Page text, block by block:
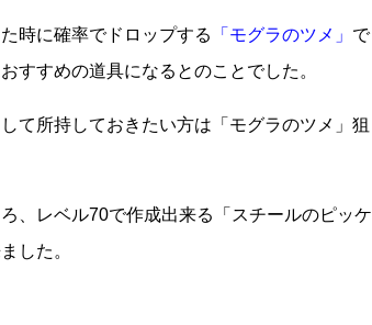
時に確率でドロップする 「モグラのツメ」 で
すすめの道具になるとのことでした。
て所持しておきたい方は「モグラのツメ」狙
、レベル70で作成出来る「スチールのピッケ
した。